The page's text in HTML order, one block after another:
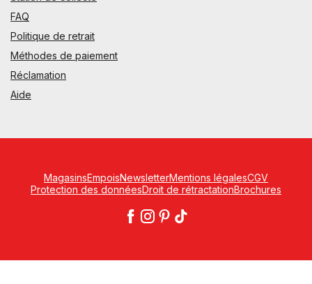
FAQ
Politique de retrait
Méthodes de paiement
Réclamation
Aide
MagasinsEmpoisNewsletterMentions légalesCGV
Protection des donnéesDroit de rétractationBrochures